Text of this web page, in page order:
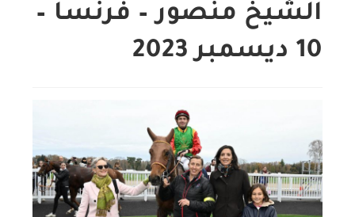
الشيخ منصور – فرنسا –
10 ديسمبر 2023